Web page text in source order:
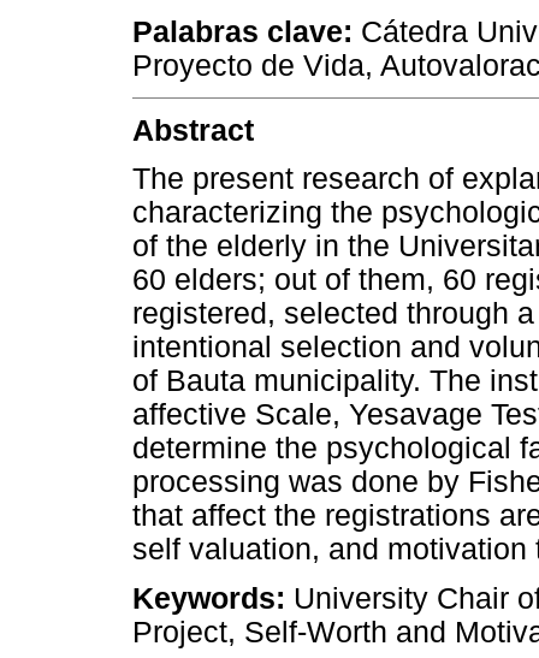
Palabras clave: Cátedra
Proyecto de Vida,
Abstract
The present research of
characterizing the
of the elderly in the
60 elders; out of them, 60
registered, selected through
intentional selection and
of Bauta municipality. The
affective Scale, Yesavage
determine the psychological
processing was done by
that affect the registrations
self valuation, and motivation
Keywords: University Chair
Project, Self-Worth and